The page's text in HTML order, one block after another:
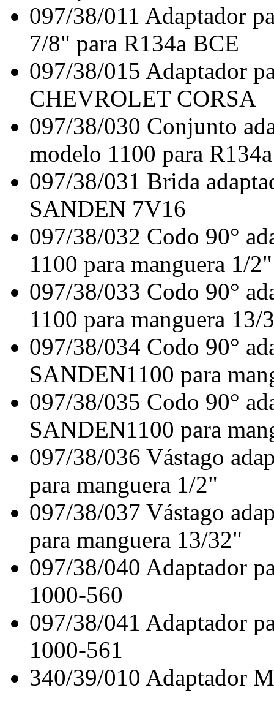
097/38/011 Adaptador
7/8" para R134a BCE
097/38/015 Adaptador
CHEVROLET CORSA
097/38/030 Conjunto
modelo 1100 para R134a
097/38/031 Brida
SANDEN 7V16
097/38/032 Codo 90°
1100 para manguera 1/2"
097/38/033 Codo 90°
1100 para manguera 13/
097/38/034 Codo 90°
SANDEN1100 para
097/38/035 Codo 90°
SANDEN1100 para
097/38/036 Vástago
para manguera 1/2"
097/38/037 Vástago
para manguera 13/32"
097/38/040 Adaptador
1000-560
097/38/041 Adaptador
1000-561
340/39/010 Adaptador